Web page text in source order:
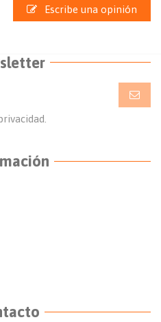
Escribe una opinión